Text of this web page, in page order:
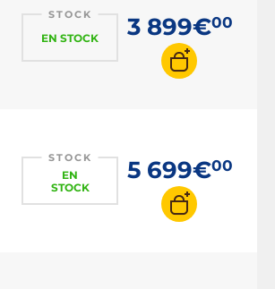
STOCK
EN STOCK 3 899€00
STOCK
EN
STOCK
5 699€00